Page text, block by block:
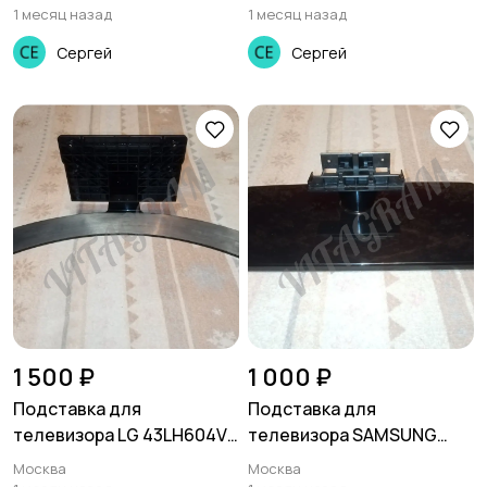
KDL-32V4000, KDL-
32L4000, KDL-32U4000
1 месяц назад
Сергей
42LN570
1 месяц назад
Сергей
1 500 ₽
Подставка для
телевизора LG 43LH604V,
MAZ651501
Москва
1 000 ₽
Подставка для
телевизора SAMSUNG
LE32A550, LE32A551,
Москва